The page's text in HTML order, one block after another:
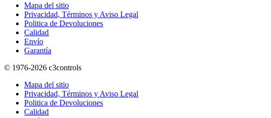
Mapa del sitio
Privacidad, Términos y Aviso Legal
Politica de Devoluciones
Calidad
Envío
Garantía
© 1976-2026 c3controls
Mapa del sitio
Privacidad, Términos y Aviso Legal
Politica de Devoluciones
Calidad